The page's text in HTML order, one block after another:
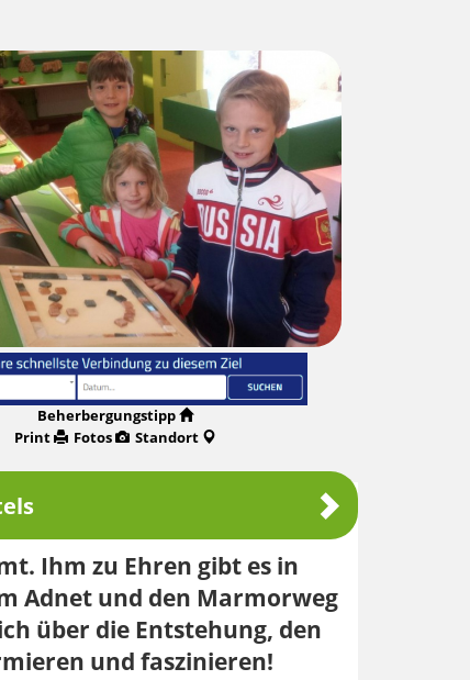
Beherbergungstipp
Print
Fotos Standort
Ihm zu Ehren gibt es in
Adnet und den Marmorweg
über die Entstehung, den
und faszinieren!